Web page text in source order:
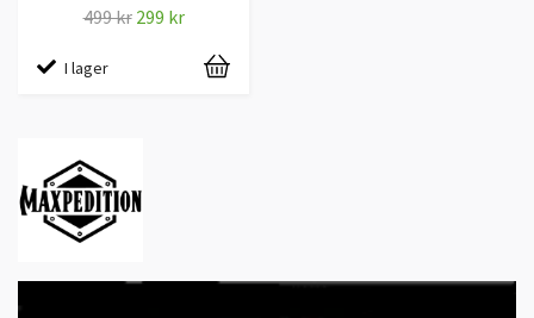
499 kr 299 kr
I lager